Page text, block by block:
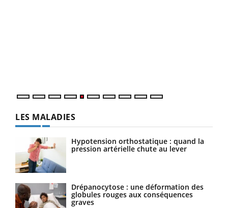
LES MALADIES
Hypotension orthostatique : quand la
pression artérielle chute au lever
Drépanocytose : une déformation des
globules rouges aux conséquences
graves